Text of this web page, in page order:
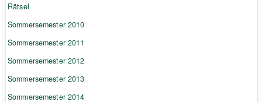
Rätsel
Sommersemester 2010
Sommersemester 2011
Sommersemester 2012
Sommersemester 2013
Sommersemester 2014